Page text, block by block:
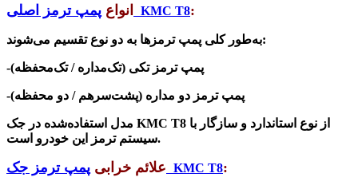
انواع KMC T8:
به‌طور کلی پمپ ترمزها به دو نوع تقسیم می‌شوند:
-پمپ ترمز تکی (تک‌مداره / تک‌محفظه)
-پمپ ترمز دو مداره (پشت‌سرهم / دو محفظه)
مدل استفاده‌شده در جک KMC T8 از نوع استاندارد و سازگار با
سیستم ترمز این خودرو است.
علائم خرابی KMC T8: